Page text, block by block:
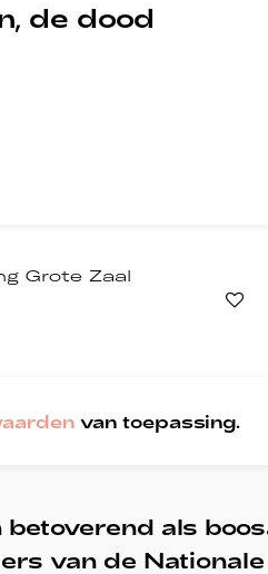
de dood
Grote Zaal
van toepassing.
betoverend als
van de